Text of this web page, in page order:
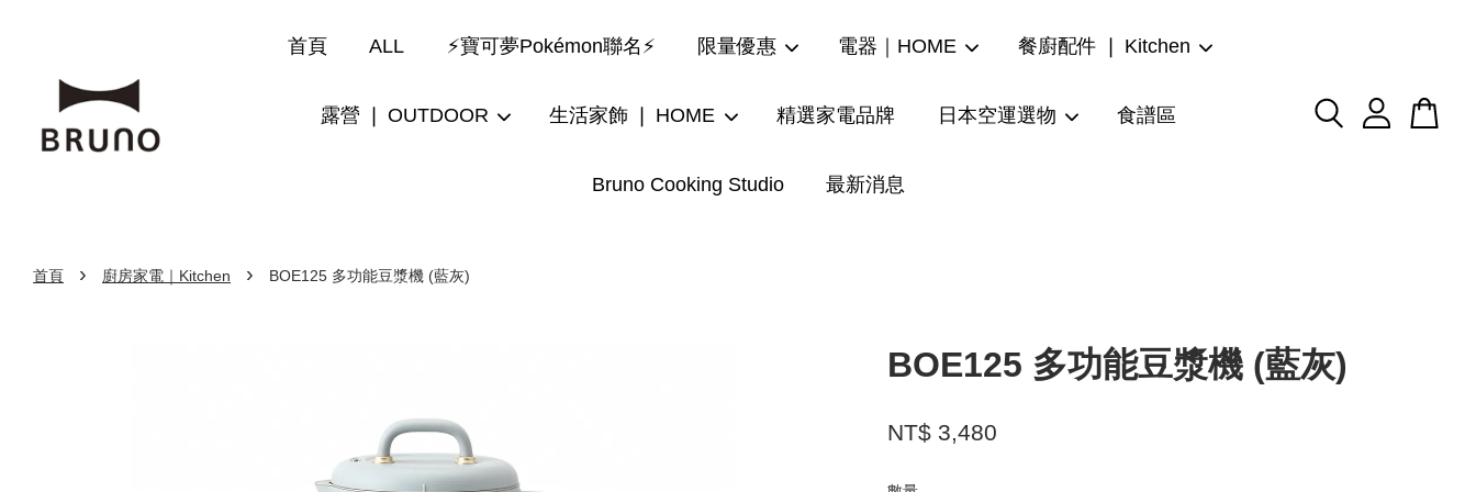
首頁 ALL ⚡寶可夢Pokémon聯名⚡ 限量優惠 電器｜HOME 餐廚配件 ❘ Kitchen
露營 ❘ OUTDOOR 生活家飾 ❘ HOME 精選家電品牌 日本空運選物 食譜區
Bruno Cooking Studio 最新消息
首頁 › 廚房家電｜Kitchen › BOE125 多功能豆漿機 (藍灰)
BOE125 多功能豆漿機 (藍灰)
NT$ 3,480
您的購物車目前還是空的。